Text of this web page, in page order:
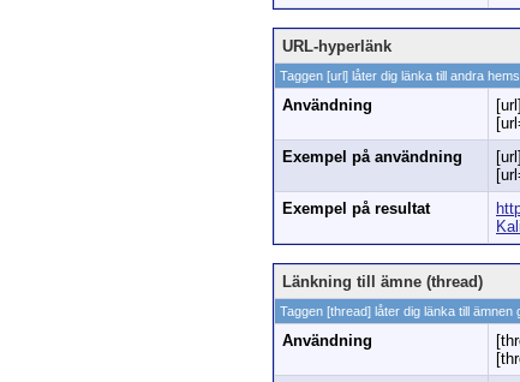
URL-hyperlänk
Taggen [url] låter dig länka till andra
Användning [url]
Exempel på användning
Exempel på resultat
Länkning till ämne (thread)
Taggen [thread] låter dig länka till
Användning